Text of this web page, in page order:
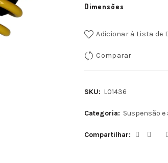
Dimensões
Adicionar à Lista de
Comparar
SKU: L01436
Categoria: Suspensão
Compartilhar